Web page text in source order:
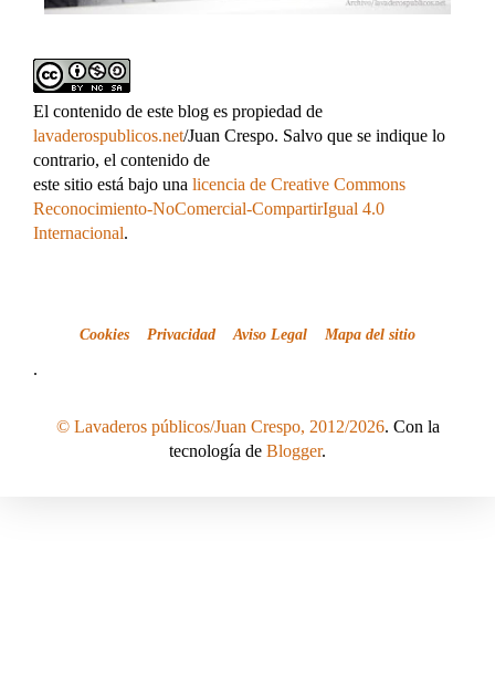
El contenido de este blog es propiedad de
lavaderospublicos.net/Juan Crespo. Salvo que se indique lo
contrario, el contenido de
este sitio está bajo una licencia de Creative Commons
Reconocimiento-NoComercial-CompartirIgual 4.0
Internacional.
Cookies Privacidad Aviso Legal Mapa del sitio
.
© Lavaderos públicos/Juan Crespo, 2012/2026. Con la
tecnología de Blogger.